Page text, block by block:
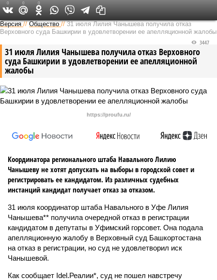
Версия в Башкирии
Версия //Общество //31 июля Лилия Чанышева получила отказ
Верховного суда Башкирии в удовлетворении ее апелляционной жалобы
31 июля Лилия Чанышева получила отказ Верховного
суда Башкирии в удовлетворении ее апелляционной
жалобы
3447
https://proufu.ru/
Координатора регионального штаба Навального Лилию
Чанышеву не хотят допускать на выборы в городской совет и
регистрировать ее кандидатом. Из различных судебных
инстанций кандидат получает отказ за отказом.
31 июля координатор штаба Навального в Уфе Лилия
Чанышева** получила очередной отказ в регистрации
кандидатом в депутаты в Уфимский горсовет. Она подала
апелляционную жалобу в Верховный суд Башкортостана
на отказ в регистрации, но суд не удовлетворил иск
Чанышевой.
Как сообщает Idel.Реалии*, суд не пошел навстречу
0 0 0